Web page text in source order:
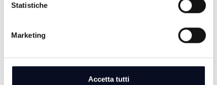
Statistiche
Marketing
Accetta tutti
7 AGOSTO 2026
RIMINI: Lotta alle dipendenze, Meloni e Macron in